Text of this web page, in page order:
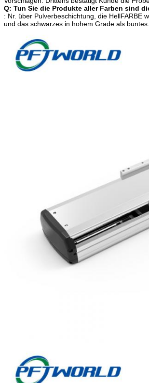
Q: Tun Sie die Produkte aller Farben sind
: Nr. über Pulverbeschichtung, die HellFARBE
und das schwarzes in hohem Grade als buntes.